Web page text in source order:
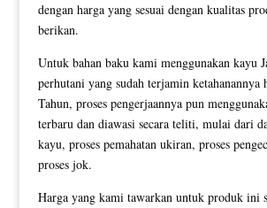
dengan harga yang sesuai dengan kualitas
berikan.
Untuk bahan baku kami menggunakan kayu
perhutani yang sudah terjamin ketahanannya
Tahun, proses pengerjaannya pun
terbaru dan diawasi secara teliti, mulai dari
kayu, proses pemahatan ukiran, proses
proses jok.
Harga yang kami tawarkan untuk produk ini